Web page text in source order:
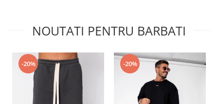
NOUTATI PENTRU BARBATI
-20% -20%